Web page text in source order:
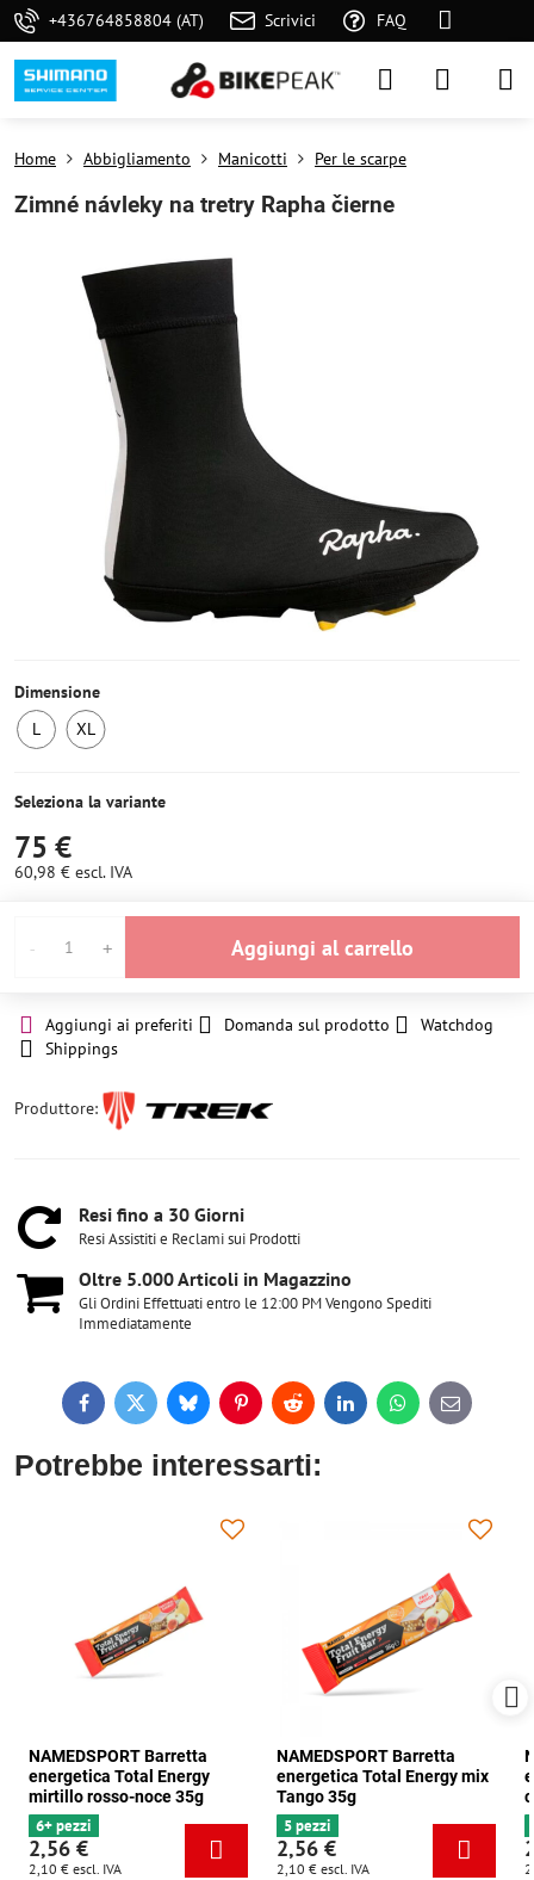
+436764858804 (AT) Scrivici FAQ
Home Abbigliamento Manicotti Per le scarpe
Zimné návleky na tretry Rapha čierne
Dimensione
L
XL
Seleziona la variante
75 €
60,98 € escl. IVA
Aggiungi al carrello
Aggiungi ai preferiti Domanda sul prodotto
Watchdog
Shippings
Produttore:
Resi fino a 30 Giorni
Resi Assistiti e Reclami sui Prodotti
Oltre 5​.000 Articoli in Magazzino
Gli Ordini Effettuati entro le 12:00 PM Vengono Spediti
Immediatamente
FacebookTwitterBlueskyPinterestReddit LinkedInWhatsApp
E-
mail
Potrebbe interessarti:
NAMEDSPORT Barretta
energetica Total Energy
mirtillo rosso-noce 35g
6+ pezzi
2,56 €
2,10 € escl. IVA
NAMEDSPORT Barretta
energetica Total Energy mix
Tango 35g
5 pezzi
2,56 €
2,10 € escl. IVA